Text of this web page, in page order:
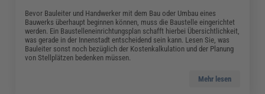
Bevor Bauleiter und Handwerker mit dem Bau oder Umbau eines
Bauwerks überhaupt beginnen können, muss die Baustelle eingerichtet
werden. Ein Baustelleneinrichtungsplan schafft hierbei Übersichtlichkeit,
was gerade in der Innenstadt entscheidend sein kann. Lesen Sie, was
Bauleiter sonst noch bezüglich der Kostenkalkulation und der Planung
von Stellplätzen bedenken müssen.
Mehr lesen